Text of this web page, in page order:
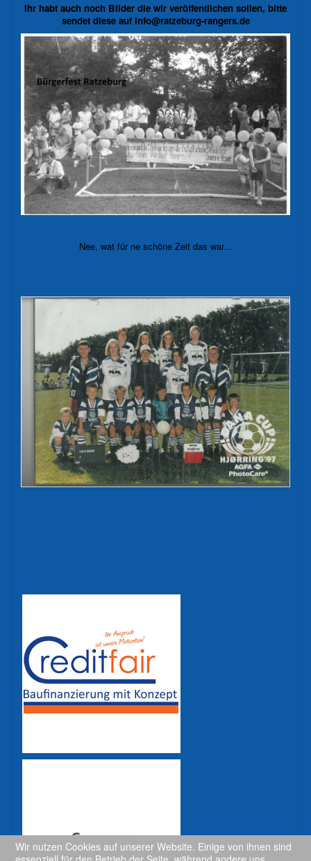
Ihr habt auch noch Bilder die wir veröffentlichen sollen, bitte
sendet diese auf info@ratzeburg-rangers.de
Nee, wat für ne schöne Zeit das war...
Wir nutzen Cookies auf unserer Website. Einige von ihnen sind